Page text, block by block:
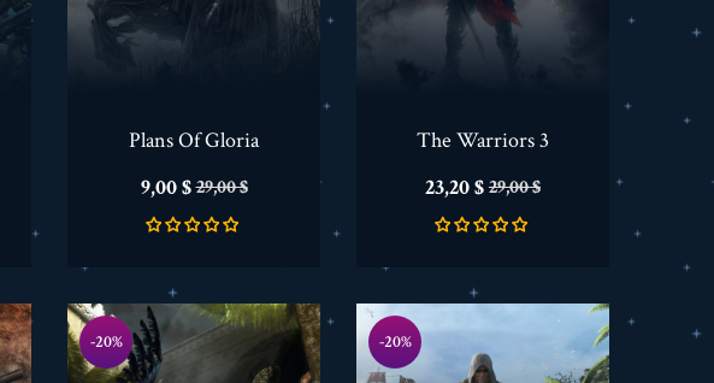
Plans Of Gloria
Precio
9,00 $Precio
29,00 $
The Warriors 3
Precio
23,20 $Precio
29,00 $
-20% -20%